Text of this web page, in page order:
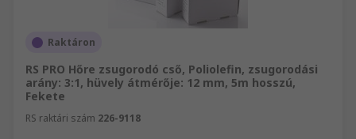
Raktáron
RS PRO Hőre zsugorodó cső, Poliolefin, zsugorodási
arány: 3:1, hüvely átmérője: 12 mm, 5m hosszú,
Fekete
RS raktári szám 226-9118